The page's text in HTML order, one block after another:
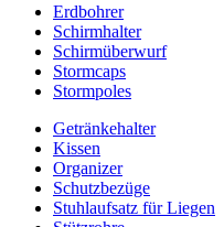
Erdbohrer
Schirmhalter
Schirmüberwurf
Stormcaps
Stormpoles
Getränkehalter
Kissen
Organizer
Schutzbezüge
Stuhlaufsatz für Liegen